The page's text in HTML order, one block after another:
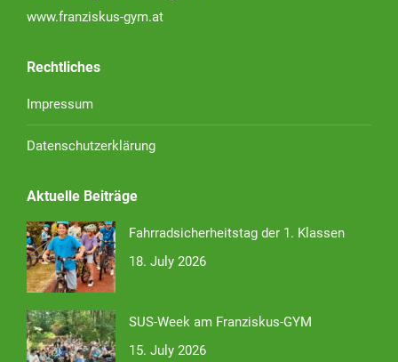
www.franziskus-gym.at
Rechtliches
Impressum
Datenschutzerklärung
Aktuelle Beiträge
Fahrradsicherheitstag der 1. Klassen
18. July 2026
SUS-Week am Franziskus-GYM
15. July 2026